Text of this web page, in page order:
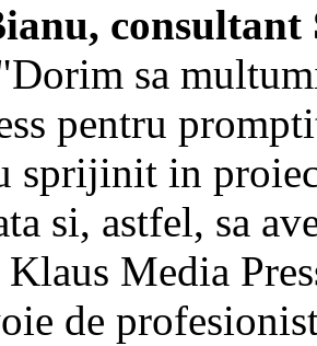
consultant
sa
pentru
sprijinit in
si, astfel, sa
Klaus Media
de